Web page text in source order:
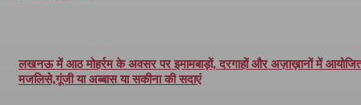
लखनऊ में आठ मोहर्रम के अवसर पर इमामबाड़ों, दरगाहों और अज़ाख़ानों में
मजलिसे,गूंजी या अब्बास या सकीना की सदाएं